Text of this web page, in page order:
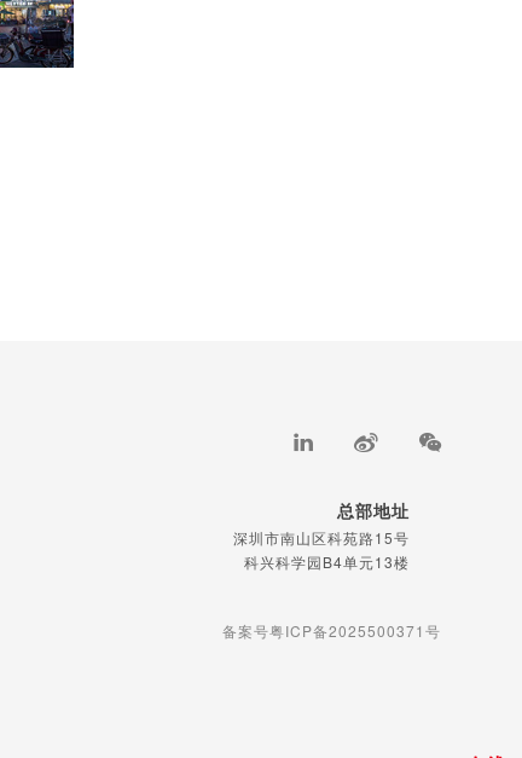
总部地址
深圳市南山区科苑路15号
科兴科学园B4单元13楼
备案号粤ICP备2025500371号